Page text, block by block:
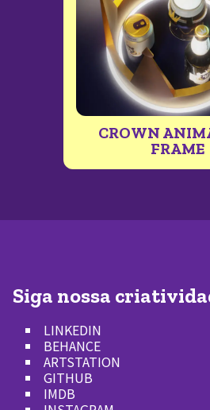
CROWN
FRAME
Siga nossa
LINKEDIN
BEHANCE
ARTSTATION
GITHUB
IMDB